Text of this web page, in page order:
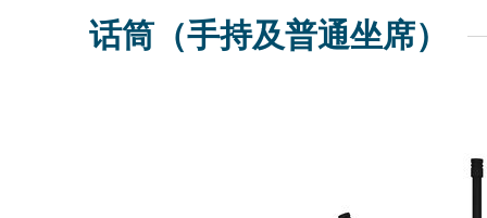
话筒（手持及普通坐席）